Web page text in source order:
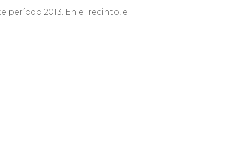
período 2013. En el recinto, el